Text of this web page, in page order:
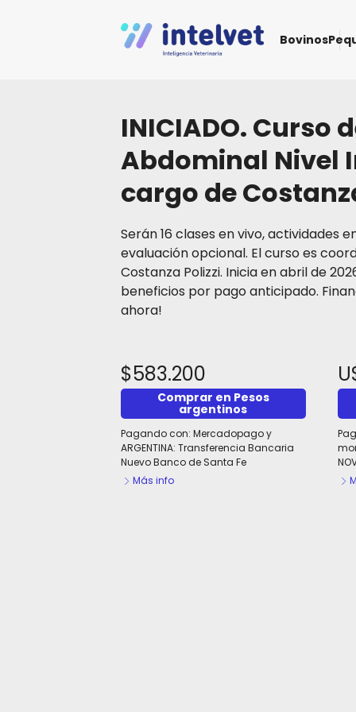
Bovinos
INICIADO. Curso
Abdominal Nivel
cargo de
Serán 16 clases en vivo, actividades
evaluación opcional. El curso es
Costanza Polizzi. Inicia en abril de
beneficios por pago anticipado.
ahora!
$583.200
Comprar en Pesos
argentinos
Pagando con:Mercadopagoy
ARGENTINA: Transferencia Bancaria
Nuevo Banco de Santa Fe
Más info